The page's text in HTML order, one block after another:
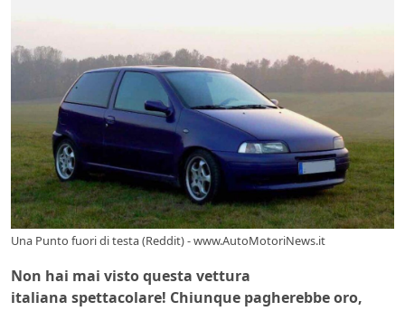
Una Punto fuori di testa (Reddit) - www.AutoMotoriNews.it
Non hai mai visto questa vettura
italiana spettacolare! Chiunque pagherebbe oro,